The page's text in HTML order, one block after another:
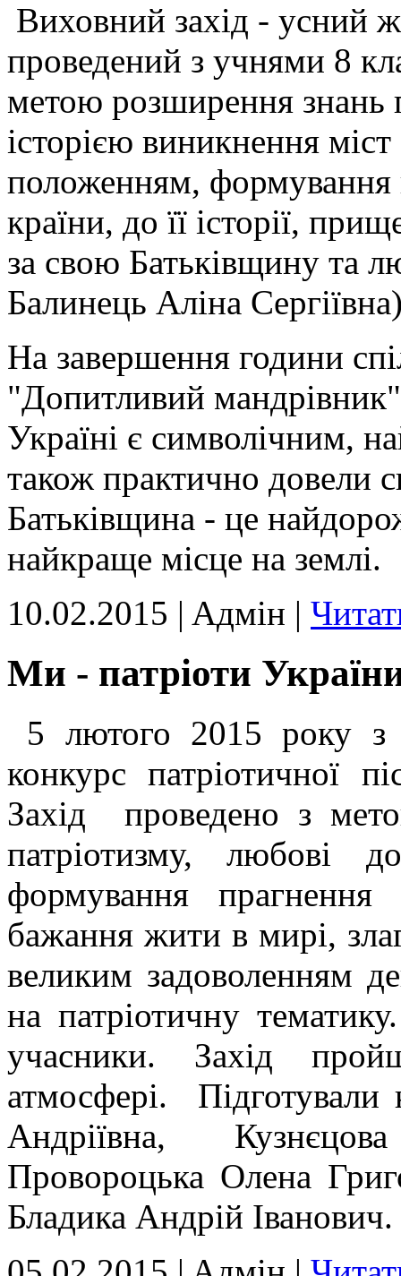
Виховний захід - усний
проведений з учнями 8
метою розширення знань
історією виникнення
положенням, формування
країни, до її історії,
за свою Батьківщину та
Балинець Аліна
На завершення години
"Допитливий
Україні є символічним,
також практично довели
Батьківщина - це
найкраще місце на землі.
10.02.2015 | Aдмін |
Ми - патріоти
5 лютого 2015 року з
конкурс патріотичної
Захід проведено з
патріотизму, любові
формування
бажання жити в мирі,
великим задоволенням
на патріотичну
учасники. Захід
атмосфері. Підготували
Андріївна,
Провороцька Олена
Бладика Андрій